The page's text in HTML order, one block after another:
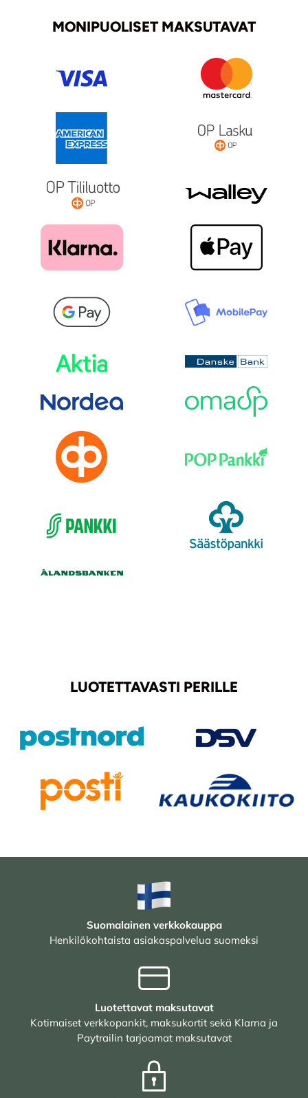
MONIPUOLISET MAKSUTAVAT
LUOTETTAVASTI PERILLE
Suomalainen verkkokauppa
Henkilökohtaista asiakaspalvelua suomeksi
Luotettavat maksutavat
Kotimaiset verkkopankit, maksukortit sekä Klarna ja
Paytrailin tarjoamat maksutavat